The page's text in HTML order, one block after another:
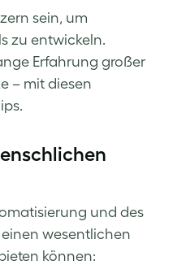
sein, um
zu entwickeln.
Erfahrung großer
– mit diesen
und des
wesentlichen
können: